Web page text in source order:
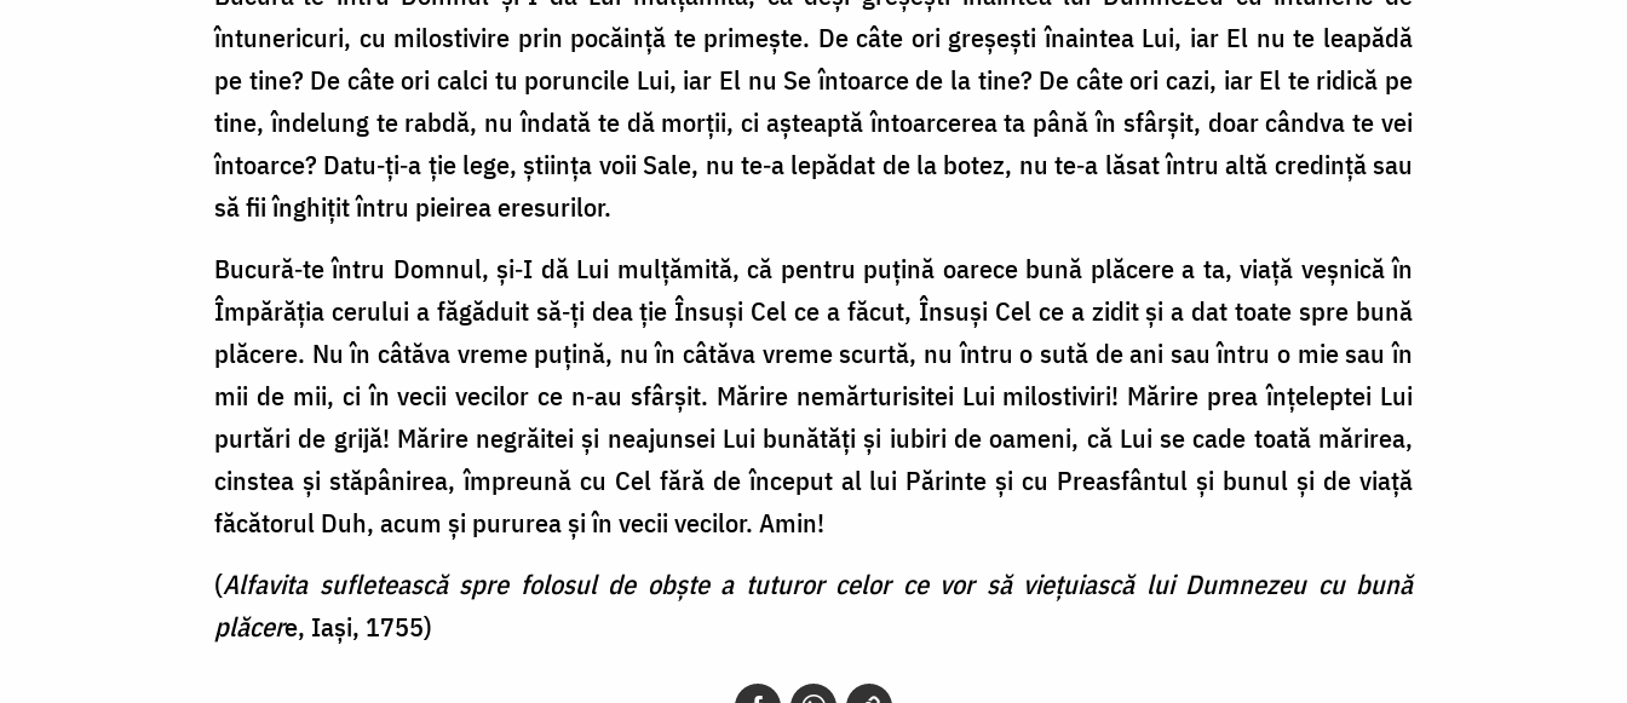
întunericuri, cu milostivire prin pocăință te primește. De câte ori greșești înaintea Lui, iar El nu te leapădă
pe tine? De câte ori calci tu poruncile Lui, iar El nu Se întoarce de la tine? De câte ori cazi, iar El te ridică pe
tine, îndelung te rabdă, nu îndată te dă morții, ci așteaptă întoarcerea ta până în sfârșit, doar cândva te vei
întoarce? Datu‑ți‑a ție lege, știința voii Sale, nu te‑a lepădat de la botez, nu te‑a lăsat întru altă credință sau
să fii înghițit întru pieirea eresurilor.
Bucură‑te întru Domnul, și‑I dă Lui mulțămită, că pentru puțină oarece bună plăcere a ta, viață veșnică în
Împărăția cerului a făgăduit să‑ți dea ție Însuși Cel ce a făcut, Însuși Cel ce a zidit și a dat toate spre bună
plăcere. Nu în câtăva vreme puțină, nu în câtăva vreme scurtă, nu întru o sută de ani sau întru o mie sau în
mii de mii, ci în vecii vecilor ce n‑au sfârșit. Mărire nemărturisitei Lui milostiviri! Mărire prea înțeleptei Lui
purtări de grijă! Mărire negrăitei și neajunsei Lui bunătăți și iubiri de oameni, că Lui se cade toată mărirea,
cinstea și stăpânirea, împreună cu Cel fără de început al lui Părinte și cu Preasfântul și bunul și de viață
făcătorul Duh, acum și pururea și în vecii vecilor. Amin!
(Alfavita sufletească spre folosul de obște a tuturor celor ce vor să viețuiască lui Dumnezeu cu bună
plăcere, Iași, 1755)